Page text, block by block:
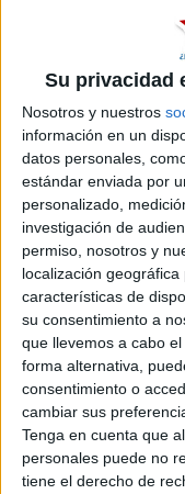
Su privacidad
Nosotros y nuestros
información en un
datos personales,
estándar enviada por
personalizado,
investigación de
permiso, nosotros y
localización
características de
su consentimiento a
que llevemos a cabo
forma alternativa,
consentimiento o
cambiar sus
Tenga en cuenta que
personales puede no
tiene el derecho de
Sobre ti
Soy:*
Chico
Chica
¿En qué año
Soy estudiante de:*